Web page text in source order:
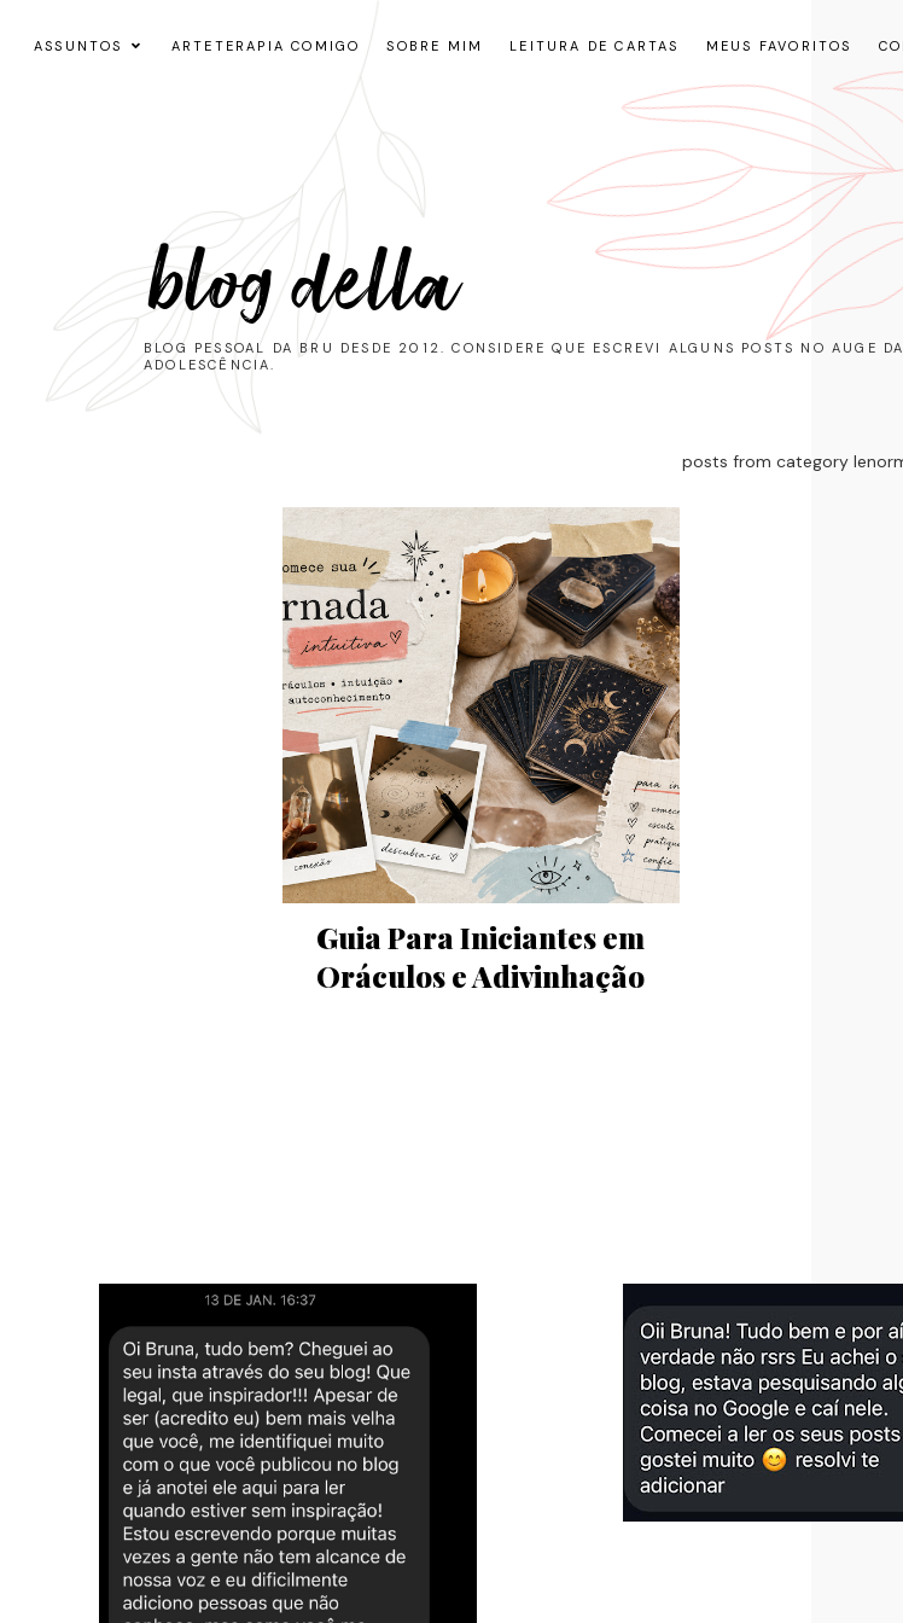
ASSUNTOS ARTETERAPIA COMIGO SOBRE MIM LEITURA DE CARTAS MEUS FAVORITOS
blog della
BLOG PESSOAL DA BRU DESDE 2012. CONSIDERE QUE ESCREVI ALGUNS POSTS NO AUGE
ADOLESCÊNCIA.
posts from category
Guia Para Iniciantes em
Oráculos e Adivinhação